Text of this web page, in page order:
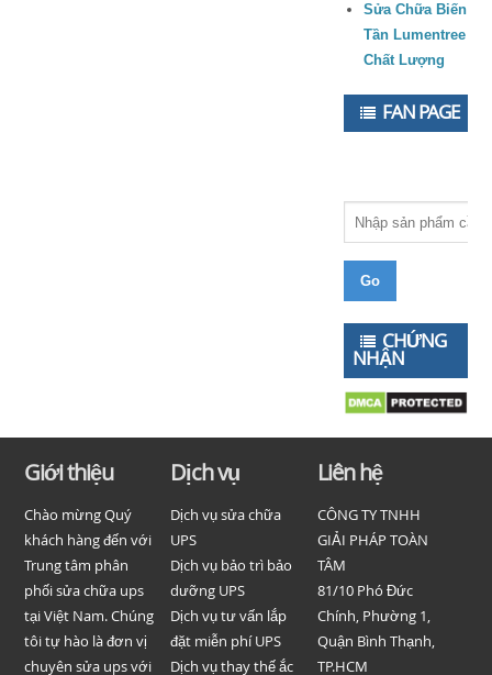
Sửa Chữa Biến
Tần Lumentree
Chất Lượng
FAN PAGE
CHỨNG
NHẬN
Giới thiệu
Chào mừng Quý
khách hàng đến với
Trung tâm phân
phối sửa chữa ups
tại Việt Nam. Chúng
tôi tự hào là đơn vị
chuyên sửa ups với
Dịch vụ
Dịch vụ sửa chữa
UPS
Dịch vụ bảo trì bảo
dưỡng UPS
Dịch vụ tư vấn lắp
đặt miễn phí UPS
Dịch vụ thay thế ắc
Liên hệ
CÔNG TY TNHH
GIẢI PHÁP TOÀN
TÂM
81/10 Phó Đức
Chính, Phường 1,
Quận Bình Thạnh,
TP.HCM